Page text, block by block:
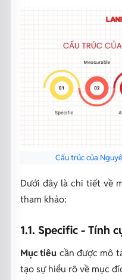
Cấu trúc của
Dưới đây là chi tiết về
tham khảo:
1.1. Specific - Tính
Mục tiêu cần được mô
tạo sự hiểu rõ về mục